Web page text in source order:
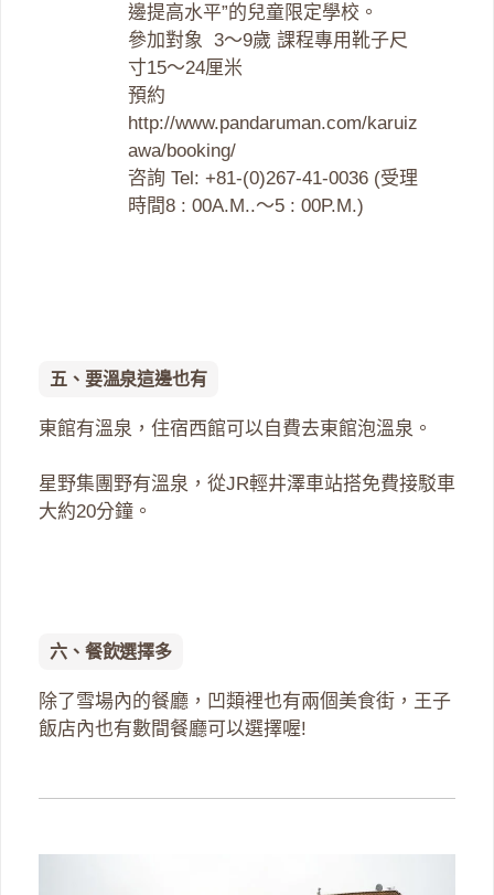
邊提高水平”的兒童限定學校。
參加對象 3～9歲 課程專用靴子尺
寸15～24厘米
預約
http://www.pandaruman.com/karuiz
awa/booking/
咨詢 Tel: +81-(0)267-41-0036 (受理
時間8 : 00A.M..～5 : 00P.M.)
五、要溫泉這邊也有
東館有溫泉，住宿西館可以自費去東館泡溫泉。
星野集團野有溫泉，從JR輕井澤車站搭免費接駁車
大約20分鐘。
六、餐飲選擇多
除了雪場內的餐廳，凹類裡也有兩個美食街，王子
飯店內也有數間餐廳可以選擇喔!